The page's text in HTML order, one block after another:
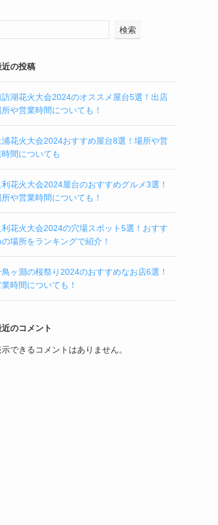
検索
近の投稿
訪湖花火大会2024のオススメ屋台5選！出店
所や営業時間についても！
浦花火大会2024おすすめ屋台8選！場所や営
時間についても
利花火大会2024屋台のおすすめグルメ3選！
所や営業時間についても！
利花火大会2024の穴場スポット5選！おすす
の場所をランキングで紹介！
鳥ヶ淵の桜祭り2024のおすすめなお店6選！
時間についても！
近のコメント
できるコメントはありません。